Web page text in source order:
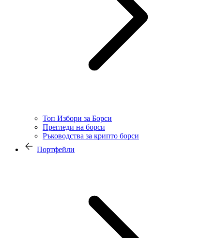
Топ Избори за Борси
Прегледи на борси
Ръководства за крипто борси
Портфейли